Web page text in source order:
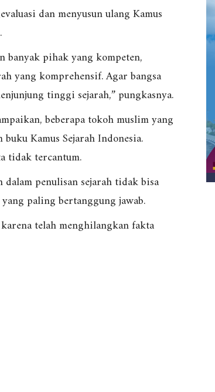
dan menyusun ulang Kamus
banyak pihak yang kompeten,
yang komprehensif. Agar bangsa
tinggi sejarah,” pungkasnya.
beberapa tokoh muslim yang
Kamus Sejarah Indonesia.
tidak tercantum.
penulisan sejarah tidak bisa
paling bertanggung jawab.
telah menghilangkan fakta